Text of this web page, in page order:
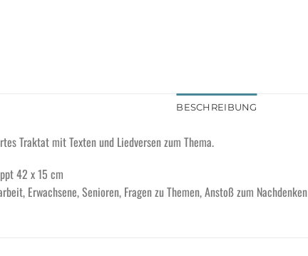
BESCHREIBUNG
Traktat mit Texten und Liedversen zum Thema.
42 x 15 cm
Erwachsene, Senioren, Fragen zu Themen, Anstoß zum Nachdenken